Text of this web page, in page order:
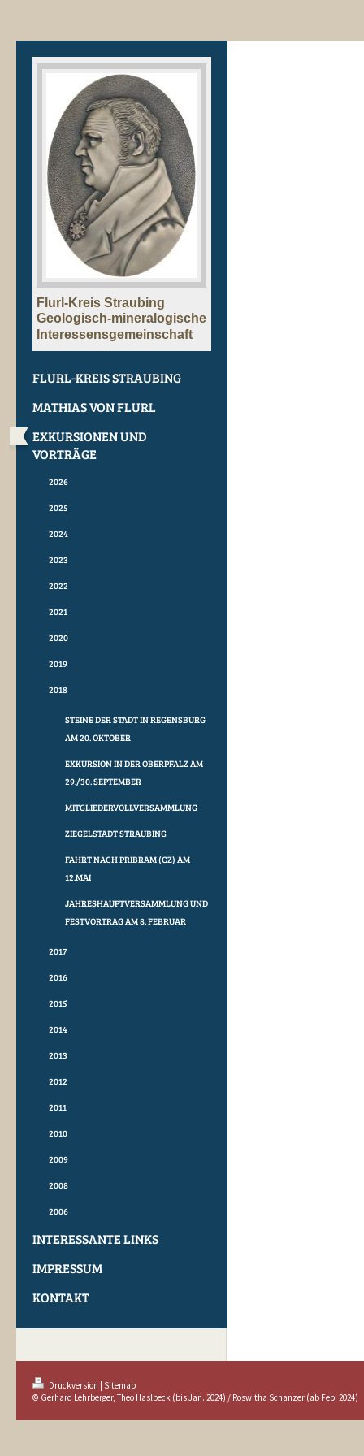
Flurl-Kreis Straubing
Geologisch-mineralogische
Interessensgemeinschaft
FLURL-KREIS STRAUBING
MATHIAS VON FLURL
EXKURSIONEN UND
VORTRÄGE
2026
2025
2024
2023
2022
2021
2020
2019
2018
STEINE DER STADT IN REGENSBURG
AM 20. OKTOBER
EXKURSION IN DER OBERPFALZ AM
29./30. SEPTEMBER
MITGLIEDERVOLLVERSAMMLUNG
ZIEGELSTADT STRAUBING
FAHRT NACH PRIBRAM (CZ) AM
12.MAI
JAHRESHAUPTVERSAMMLUNG UND
FESTVORTRAG AM 8. FEBRUAR
2017
2016
2015
2014
2013
2012
2011
2010
2009
2008
2006
INTERESSANTE LINKS
IMPRESSUM
KONTAKT
Druckversion
Sitemap
© Gerhard Lehrberger, Theo Haslbeck (bis Jan. 2024) / Roswitha Schanzer (ab Feb. 2024)